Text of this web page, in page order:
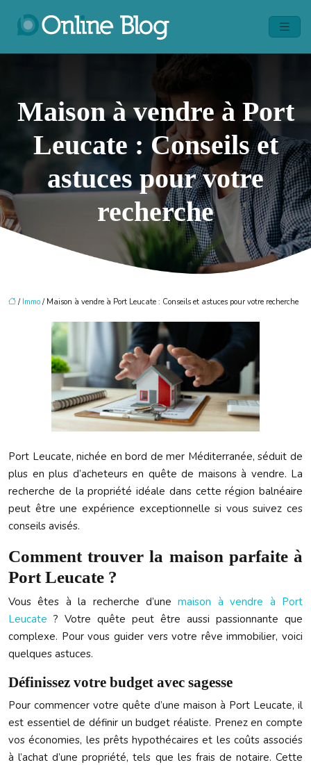
Maison à vendre à Port
Leucate : Conseils et
astuces pour votre
recherche
/ Immo / Maison à vendre à Port Leucate : Conseils et astuces pour votre recherche
Port Leucate, nichée en bord de mer Méditerranée, séduit de
plus en plus d’acheteurs en quête de maisons à vendre. La
recherche de la propriété idéale dans cette région balnéaire
peut être une expérience exceptionnelle si vous suivez ces
conseils avisés.
Comment trouver la maison parfaite à
Port Leucate ?
Vous êtes à la recherche d’unemaison à vendre à Port
Leucate ? Votre quête peut être aussi passionnante que
complexe. Pour vous guider vers votre rêve immobilier, voici
quelques astuces.
Définissez votre budget avec sagesse
Pour commencer votre quête d’une maison à Port Leucate, il
est essentiel de définir un budget réaliste. Prenez en compte
vos économies, les prêts hypothécaires et les coûts associés
à l’achat d’une propriété, tels que les frais de notaire. Cette